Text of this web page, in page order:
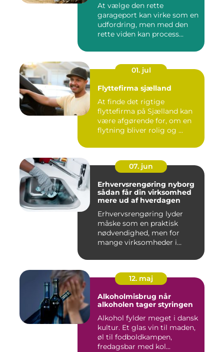
At vælge den rette
garageport kan virke som en
udfordring, men med den
rette viden kan process...
01. jul
Flyttefirma sjælland
At finde det rigtige
flyttefirma på Sjælland kan
være afgørende for, om en
flytning bliver rolig og ...
07. jun
Erhvervsrengøring nyborg
sådan får din virksomhed
mere ud af hverdagen
Erhvervsrengøring lyder
måske som en praktisk
nødvendighed, men for
mange virksomheder i
12. maj
Alkoholmisbrug når
alkoholen tager styringen
Alkohol fylder meget i dansk
kultur. Et glas vin til maden,
øl til fodboldkampen,
fredagsbar med kol...